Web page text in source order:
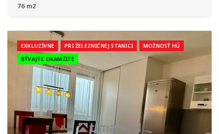
76 m2
EXKLUZÍVNE PRI ŽELEZNIČNEJ STANICI
MOŽNOSŤ HÚ
BÝVAJTE OKAMŽITE